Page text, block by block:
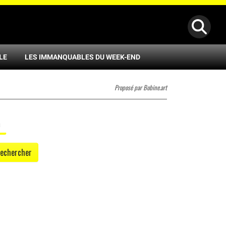
LES IMMANQUABLES DU WEEK-END
Proposé par Bobine.art